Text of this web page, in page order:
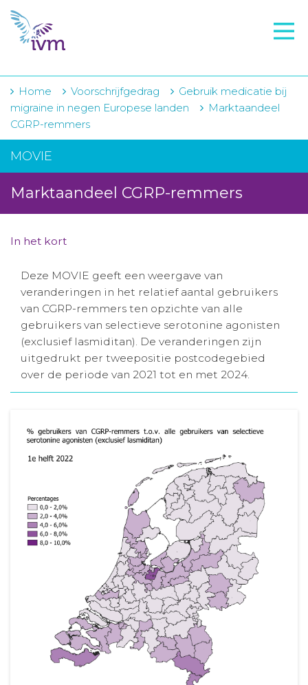
VMI
FTO voorbereiding
IVM-academie
Zorginstellingen
Projecten
Actueel
Winkelwagentje
Aanmelden nieuwsbrief
Inloggen
Home Voorschrijfgedrag
Gebruik medicatie bij
migraine in negen Europese landen
Marktaandeel
CGRP-remmers
MOVIE
Marktaandeel CGRP-remmers
In het kort
Deze MOVIE geeft een weergave van
veranderingen in het relatief aantal gebruikers
van CGRP-remmers ten opzichte van alle
gebruikers van selectieve serotonine agonisten
(exclusief lasmiditan). De veranderingen zijn
uitgedrukt per tweepositie postcodegebied
over de periode van 2021 tot en met 2024.